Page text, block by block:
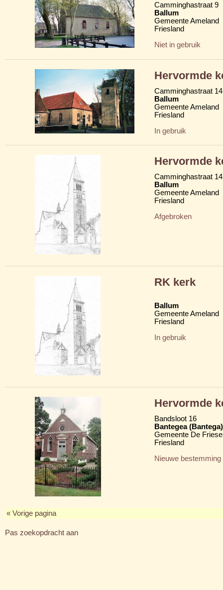
Camminghastraat 9
Ballum
Gemeente Ameland
Friesland
Niet in gebruik
Hervormde
Camminghastraat 14
Ballum
Gemeente Ameland
Friesland
In gebruik
Hervormde
Camminghastraat 14
Ballum
Gemeente Ameland
Friesland
Afgebroken
RK kerk
Ballum
Gemeente Ameland
Friesland
In gebruik
Hervormde
Bandsloot 16
Bantegea (Bantega)
Gemeente De
Friesland
Nieuwe bestemming
« Vorige pagina
Pas zoekopdracht aan